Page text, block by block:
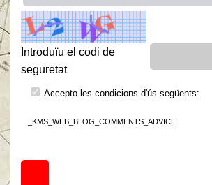
Introduïu el codi de
seguretat
Accepto les condicions d'ús següents:
_KMS_WEB_BLOG_COMMENTS_ADVICE